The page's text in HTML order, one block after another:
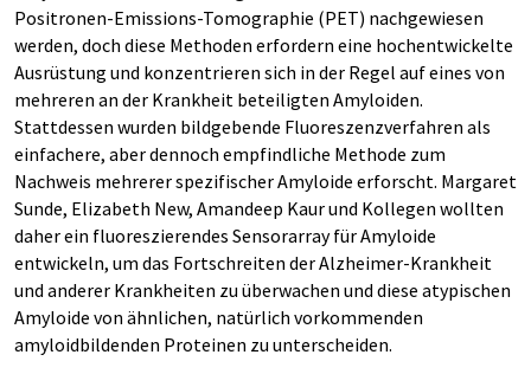
Positronen-Emissions-Tomographie (PET) nachgewiesen
werden, doch diese Methoden erfordern eine hochentwickelte
Ausrüstung und konzentrieren sich in der Regel auf eines von
mehreren an der Krankheit beteiligten Amyloiden.
Stattdessen wurden bildgebende Fluoreszenzverfahren als
einfachere, aber dennoch empfindliche Methode zum
Nachweis mehrerer spezifischer Amyloide erforscht. Margaret
Sunde, Elizabeth New, Amandeep Kaur und Kollegen wollten
daher ein fluoreszierendes Sensorarray für Amyloide
entwickeln, um das Fortschreiten der Alzheimer-Krankheit
und anderer Krankheiten zu überwachen und diese atypischen
Amyloide von ähnlichen, natürlich vorkommenden
amyloidbildenden Proteinen zu unterscheiden.